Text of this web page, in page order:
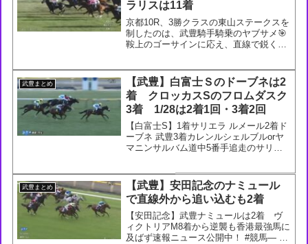
ラリスは11着
京都10R、3勝クラスの東山ステークスを
制したのは、武豊騎手騎乗のヤブサメ🎯
鞍上のゴーサインに応え、直線で鋭く伸
pic.twitter.com/J7Fyv7J09T— JRA-VAN
公式 ...
武豊まとめ
【武豊】白富士Ｓのドーブネは2
着 クロッカスSのフロムダスク
3着 1/28は2着1回・3着2回
【白富士S】1着サリエラ ルメール2着ド
ーブネ 武豊3着カレンルシェルブルorヤ
マニンサルバム道中5番手追走のサリエ
サリエラ — 競馬ラボ (@keibalab) ...
武豊まとめ
【武豊】安田記念のナミュール
で直線外から追い込むも2着
【安田記念】武豊ナミュールは2着 ヴ
ィクトリアM8着から逆襲も香港最強馬に
及ばず速報ニュース公開中！ #競馬— ス